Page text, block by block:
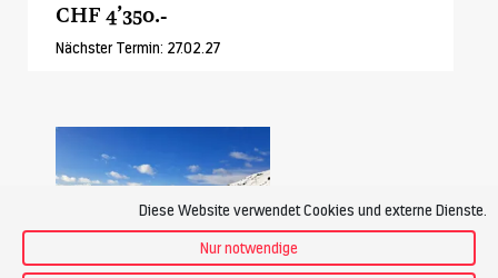
CHF 4’350.-
Nächster Termin: 27.02.27
Diese Website verwendet Cookies und externe Dienste.
Nur notwendige